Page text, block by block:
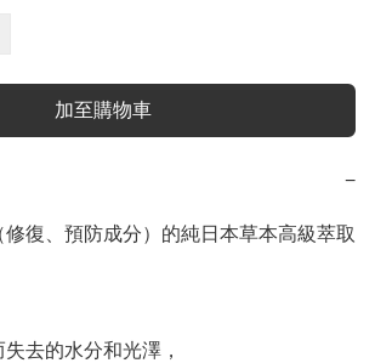
加至購物車
−
復、預防成分）的純日本草本高級萃取
去的水分和光澤，